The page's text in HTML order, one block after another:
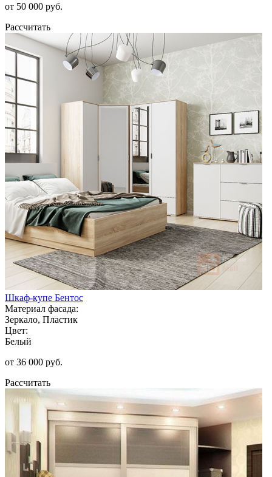
от 50 000 руб.
Рассчитать
Шкаф-купе Бентос
Материал фасада:
Зеркало, Пластик
Цвет:
Белый
от 36 000 руб.
Рассчитать